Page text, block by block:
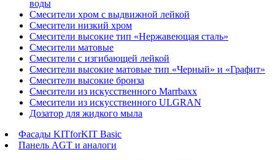
воды
Смесители хром с выдвижной лейкой
Смесители низкий хром
Смесители высокие тип «Нержавеющая сталь»
Смесители матовые
Смесители с изгибающей лейкой
Смесители высокие матовые тип «Черный» и «Графит»
Смесители высокие бронза
Смесители из искусственного Marrbaxx
Смесители из искусственного ULGRAN
Дозатор для жидкого мыла
Фасады KITforKIT Basic
Панель AGT и аналоги